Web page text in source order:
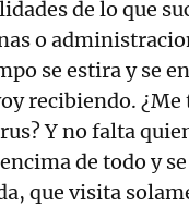
de lo que
o
se estira y se
recibiendo. ¿Me
Y no falta
de todo y
que visita